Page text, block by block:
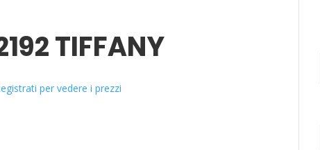
TIFFANY
per vedere i prezzi